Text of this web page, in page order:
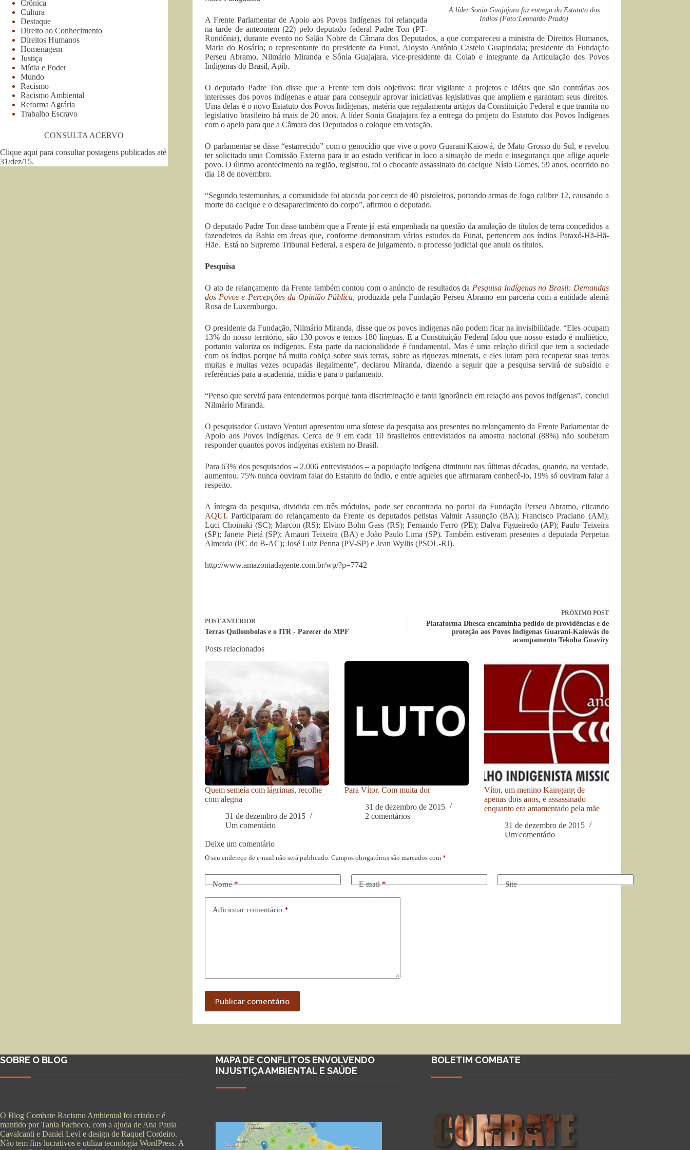
A líder Sonia Guajajara faz entrega do Estatuto dos
Indios (Foto:Leonardo Prado)
A Frente Parlamentar de Apoio aos Povos Indígenas foi relançada
na tarde de anteontem (22) pelo deputado federal Padre Ton (PT-
Rondônia), durante evento no Salão Nobre da Câmara dos Deputados, a que compareceu a ministra de Direitos Humanos,
Maria do Rosário; o representante do presidente da Funai, Aloysio Antônio Castelo Guapindaia; presidente da Fundação
Perseu Abramo, Nilmário Miranda e Sônia Guajajara, vice-presidente da Coiab e integrante da Articulação dos Povos
Indígenas do Brasil, Apib.
O deputado Padre Ton disse que a Frente tem dois objetivos: ficar vigilante a projetos e idéias que são contrárias aos
interesses dos povos indígenas e atuar para conseguir aprovar iniciativas legislativas que ampliem e garantam seus direitos.
Uma delas é o novo Estatuto dos Povos Indígenas, matéria que regulamenta artigos da Constituição Federal e que tramita no
legislativo brasileiro há mais de 20 anos. A líder Sonia Guajajara fez a entrega do projeto do Estatuto dos Povos Indígenas
com o apelo para que a Câmara dos Deputados o coloque em votação.
O parlamentar se disse “estarrecido” com o genocídio que vive o povo Guarani Kaiowá, de Mato Grosso do Sul, e revelou
ter solicitado uma Comissão Externa para ir ao estado verificar in loco a situação de medo e insegurança que aflige aquele
povo. O último acontecimento na região, registrou, foi o chocante assassinato do cacique Nísio Gomes, 59 anos, ocorrido no
dia 18 de novembro.
“Segundo testemunhas, a comunidade foi atacada por cerca de 40 pistoleiros, portando armas de fogo calibre 12, causando a
morte do cacique e o desaparecimento do corpo”, afirmou o deputado.
O deputado Padre Ton disse também que a Frente já está empenhada na questão da anulação de títulos de terra concedidos a
fazendeiros da Bahia em áreas que, conforme demonstram vários estudos da Funai, pertencem aos índios Pataxó-Hã-Hã-
Hãe. Está no Supremo Tribunal Federal, a espera de julgamento, o processo judicial que anula os títulos.
Pesquisa
O ato de relançamento da Frente também contou com o anúncio de resultados da Pesquisa Indígenas no Brasil: Demandas
dos Povos e Percepções da Opinião Pública, produzida pela Fundação Perseu Abramo em parceria com a entidade alemã
Rosa de Luxemburgo.
O presidente da Fundação, Nilmário Miranda, disse que os povos indígenas não podem ficar na invisibilidade. “Eles ocupam
13% do nosso território, são 130 povos e temos 180 línguas. E a Constituição Federal falou que nosso estado é multiético,
portanto valoriza os indígenas. Esta parte da nacionalidade é fundamental. Mas é uma relação difícil que tem a sociedade
com os índios porque há muita cobiça sobre suas terras, sobre as riquezas minerais, e eles lutam para recuperar suas terras
muitas e muitas vezes ocupadas ilegalmente”, declarou Miranda, dizendo a seguir que a pesquisa servirá de subsídio e
referências para a academia, mídia e para o parlamento.
“Penso que servirá para entendermos porque tanta discriminação e tanta ignorância em relação aos povos indígenas”, conclui
Nilmário Miranda.
O pesquisador Gustavo Venturi apresentou uma síntese da pesquisa aos presentes no relançamento da Frente Parlamentar de
Apoio aos Povos Indígenas. Cerca de 9 em cada 10 brasileiros entrevistados na amostra nacional (88%) não souberam
responder quantos povos indígenas existem no Brasil.
Para 63% dos pesquisados – 2.006 entrevistados – a população indígena diminuiu nas últimas décadas, quando, na verdade,
aumentou. 75% nunca ouviram falar do Estatuto do índio, e entre aqueles que afirmaram conhecê-lo, 19% só ouviram falar a
respeito.
A íntegra da pesquisa, dividida em três módulos, pode ser encontrada no portal da Fundação Perseu Abramo, clicando
AQUI. Participaram do relançamento da Frente os deputados petistas Valmir Assunção (BA); Francisco Praciano (AM);
Luci Choinaki (SC); Marcon (RS); Elvino Bohn Gass (RS); Fernando Ferro (PE); Dalva Figueiredo (AP); Paulo Teixeira
(SP); Janete Pietá (SP); Amauri Teixeira (BA) e João Paulo Lima (SP). Também estiveram presentes a deputada Perpetua
Almeida (PC do B-AC); José Luiz Penna (PV-SP) e Jean Wyllis (PSOL-RJ).
http://www.amazoniadagente.com.br/wp/?p=7742
POSTANTERIOR
Terras Quilombolas e o ITR - Parecer do MPF
PRÓXIMO POST
Plataforma Dhesca encaminha pedido de providências e de
proteção aos Povos Indígenas Guarani-Kaiowás do
acampamento Tekoha Guaviry
Posts relacionados
Quem semeia com lágrimas, recolhe
com alegria
31 de dezembro de 2015
Um comentário
Para Vítor. Com muita dor
31 de dezembro de 2015
2 comentários
Vítor, um menino Kaingang de
apenas dois anos, é assassinado
enquanto era amamentado pela mãe
31 de dezembro de 2015
Um comentário
Deixe um comentário
O seu endereço de e-mail não será publicado. Campos obrigatórios são marcados com *
Nome* E-mail* Site
Adicionar comentário *
Publicar comentário
Crônica
Cultura
Destaque
Direito ao Conhecimento
Direitos Humanos
Homenagem
Justiça
Mídia e Poder
Mundo
Racismo
Racismo Ambiental
Reforma Agrária
Trabalho Escravo
CONSULTA ACERVO
Clique aqui para consultar postagens publicadas até
31/dez/15.
SOBRE O BLOG
O Blog Combate Racismo Ambiental foi criado e é
mantido por Tania Pacheco, com a ajuda de Ana Paula
Cavalcanti e Daniel Levi e design de Raquel Cordeiro.
Não tem fins lucrativos e utiliza tecnologia WordPress. A
MAPA DE CONFLITOS ENVOLVENDO
INJUSTIÇA AMBIENTAL E SAÚDE
BOLETIM COMBATE